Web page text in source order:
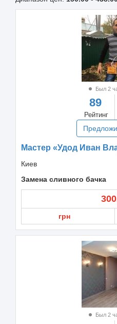
Был 2
89
Рейтинг
Мастер «Удод Иван
Киев
Замена сливного бачка
грн
Был 2